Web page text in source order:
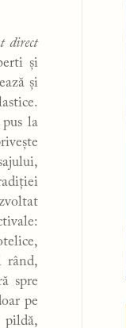
direct
și
și
la
rând,
spre
pe
pildă,